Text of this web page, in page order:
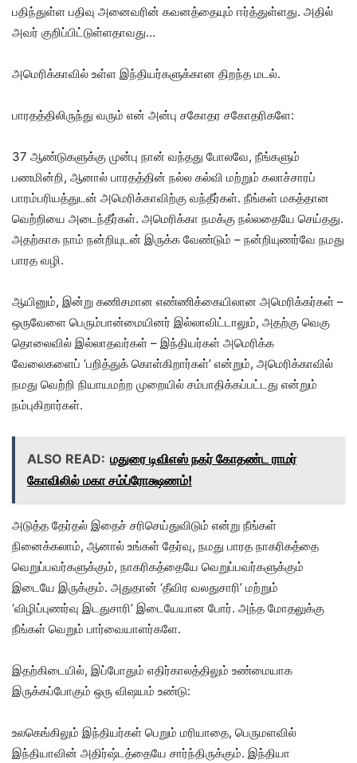
பதிந்துள்ள பதிவு அனைவரின் கவனத்தையும் ஈர்த்துள்ளது. அதில்
அவர் குறிப்பிட்டுள்ளதாவது…
அமெரிக்காவில் உள்ள இந்தியர்களுக்கான திறந்த மடல்.
பாரதத்திலிருந்து வரும் என் அன்பு சகோதர சகோதரிகளே:
37 ஆண்டுகளுக்கு முன்பு நான் வந்தது போலவே, நீங்களும்
பணமின்றி, ஆனால் பாரதத்தின் நல்ல கல்வி மற்றும் கலாச்சாரப்
பாரம்பரியத்துடன் அமெரிக்காவிற்கு வந்தீர்கள். நீங்கள் மகத்தான
வெற்றியை அடைந்தீர்கள். அமெரிக்கா நமக்கு நல்லதையே செய்தது.
அதற்காக நாம் நன்றியுடன் இருக்க வேண்டும் – நன்றியுணர்வே நமது
பாரத வழி.
ஆயினும், இன்று கணிசமான எண்ணிக்கையிலான அமெரிக்கர்கள் –
ஒருவேளை பெரும்பான்மையினர் இல்லாவிட்டாலும், அதற்கு வெகு
தொலைவில் இல்லாதவர்கள் – இந்தியர்கள் அமெரிக்க
வேலைகளைப் ‘பறித்துக் கொள்கிறார்கள்’ என்றும், அமெரிக்காவில்
நமது வெற்றி நியாயமற்ற முறையில் சம்பாதிக்கப்பட்டது என்றும்
நம்புகிறார்கள்.
ALSO READ: மதுரை டிவிஎஸ் நகர் கோதண்ட ராமர்
கோவிலில் மகா சம்ப்ரோக்ஷணம்!
அடுத்த தேர்தல் இதைச் சரிசெய்துவிடும் என்று நீங்கள்
நினைக்கலாம், ஆனால் உங்கள் தேர்வு, நமது பாரத நாகரிகத்தை
வெறுப்பவர்களுக்கும், நாகரிகத்தையே வெறுப்பவர்களுக்கும்
இடையே இருக்கும். அதுதான் ‘தீவிர வலதுசாரி’ மற்றும்
‘விழிப்புணர்வு இடதுசாரி’ இடையேயான போர். அந்த மோதலுக்கு
நீங்கள் வெறும் பார்வையாளர்களே.
இதற்கிடையில், இப்போதும் எதிர்காலத்திலும் உண்மையாக
இருக்கப்போகும் ஒரு விஷயம் உண்டு:
உலகெங்கிலும் இந்தியர்கள் பெறும் மரியாதை, பெருமளவில்
இந்தியாவின் அதிர்ஷ்டத்தையே சார்ந்திருக்கும். இந்தியா